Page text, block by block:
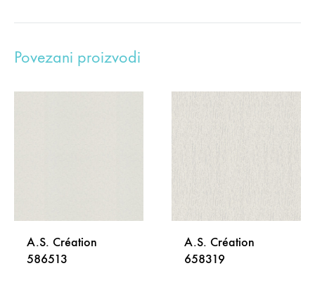
Povezani proizvodi
A.S. Création
586513
A.S. Création
658319